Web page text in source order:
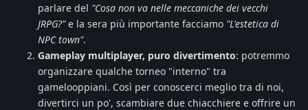
parlare del "Cosa non va nelle meccaniche dei vecchi
JRPG?"e la sera più importante facciamo "L'estetica di
NPC town".
Gameplay multiplayer, puro divertimento: potremmo
organizzare qualche torneo "interno" tra
gamelooppiani. Così per conoscerci meglio tra di noi,
divertirci un po', scambiare due chiacchiere e offrire un